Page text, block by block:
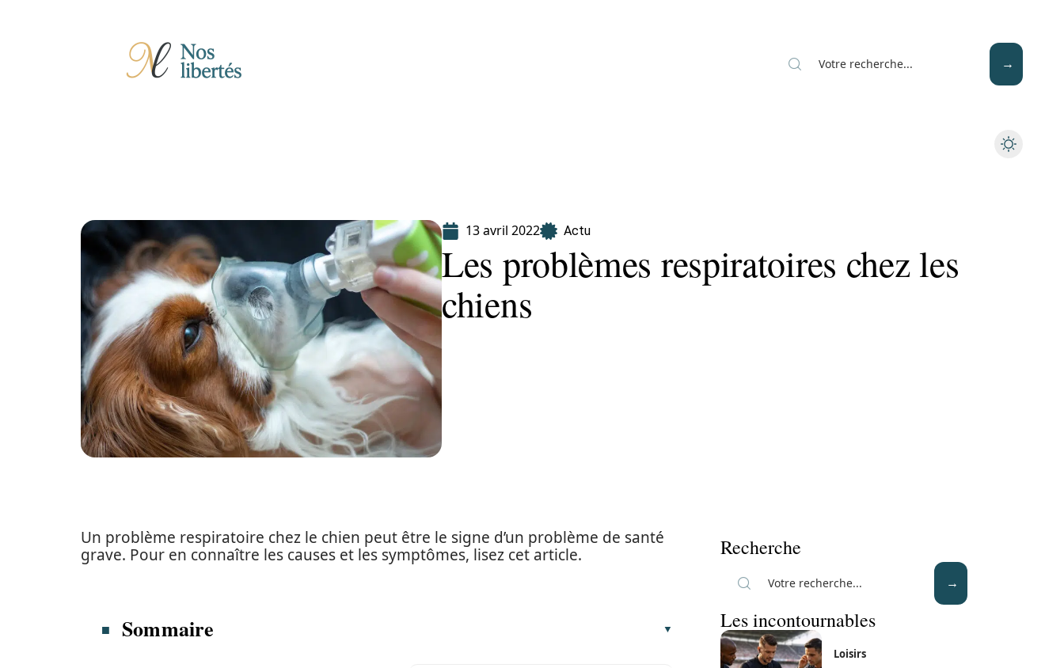
13 avril 2022 Actu
Les problèmes respiratoires chez les
chiens
Un problème respiratoire chez le chien peut être le signe d’un problème de santé
grave. Pour en connaître les causes et les symptômes, lisez cet article.
Sommaire
Recherche
Les incontournables
Loisirs